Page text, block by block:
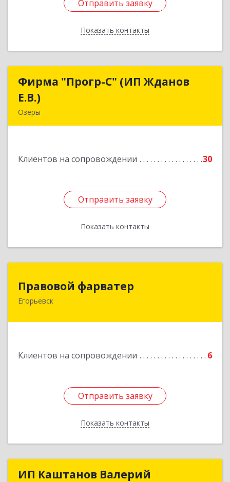
Отправить заявку
Показать контакты
Отправить заявку
Назад
Фирма "Прогр-С" (ИП Жданов
Е.В.)
Озеры
Клиентов на сопровождении 30
Отправить заявку
Показать контакты
Фирма "Прогр-С" (ИП Жданов
Подробнее
Отправить заявку
Назад
Правовой фарватер
Егорьевск
Клиентов на сопровождении 6
Отправить заявку
Показать контакты
Отправить заявку
Назад
ИП Каштанов Валерий
ИП Каштанов Валерий